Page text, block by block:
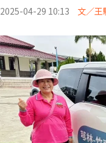
2025-04-29 10:13 文／王